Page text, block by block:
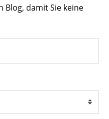
Blog, damit Sie keine